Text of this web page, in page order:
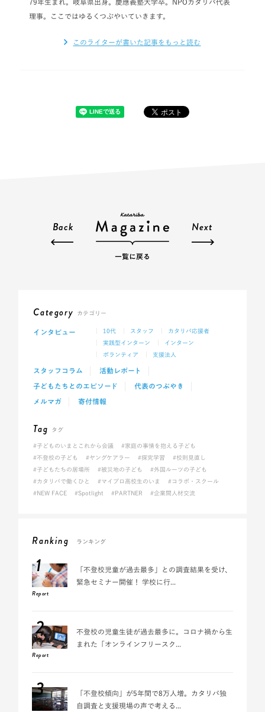
79年生まれ。岐阜県出身。慶應義塾大学卒。NPOカタリバ代表
理事。ここではゆるくつぶやいていきます。
このライターが書いた記事をもっと読む
Back
一覧に戻る
Next
Category カテゴリー
インタビュー 10代 スタッフ
カタリバ応援者
実践型インターン
インターン
ボランティア
支援法人
スタッフコラム
活動レポート
子どもたちとのエピソード
代表のつぶやき
メルマガ
寄付情報
Tag タグ
#子どものいまとこれから会議
#家庭の事情を抱える子ども
#不登校の子ども
#ヤングケアラー #探究学習
#校則見直し
#子どもたちの居場所
#被災地の子ども
#外国ルーツの子ども
#カタリバで働くひと
#マイプロ高校生のいま
#コラボ・スクール
#NEW FACE
#Spotlight #PARTNER #企業間人材交流
Ranking ランキング
1
Report
「不登校児童が過去最多」との調査結果を受け、
緊急セミナー開催！ 学校に行...
2
Report
不登校の児童生徒が過去最多に。コロナ禍から生
まれた「オンラインフリースク...
3
「不登校傾向」が5年間で8万人増。カタリバ独
自調査と支援現場の声で考える...